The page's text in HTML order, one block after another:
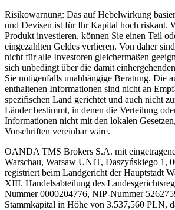
Risikowarnung: Das auf Hebelwirkung
und Devisen ist für Ihr Kapital hoch riskant.
Produkt investieren, können Sie einen Teil
eingezahlten Geldes verlieren. Von daher
nicht für alle Investoren gleichermaßen
sich unbedingt über die damit
Sie nötigenfalls unabhängige Beratung. Die
enthaltenen Informationen sind nicht an
spezifischen Land gerichtet und auch nicht
Länder bestimmt, in denen die Verteilung
Informationen nicht mit den lokalen
Vorschriften vereinbar wäre.
OANDA TMS Brokers S.A. mit
Warschau, Warsaw UNIT, Daszyńskiego 1,
registriert beim Landgericht der Hauptstadt
XIII. Handelsabteilung des
Nummer 0000204776, NIP-Nummer
Stammkapital in Höhe von 3.537,560 PLN,